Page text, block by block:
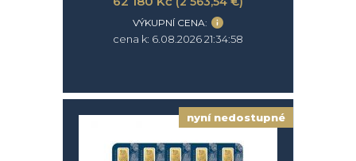
VÝKUPNÍ CENA:
cena k: 6.08.2026 21:34:58
nyní nedostupné